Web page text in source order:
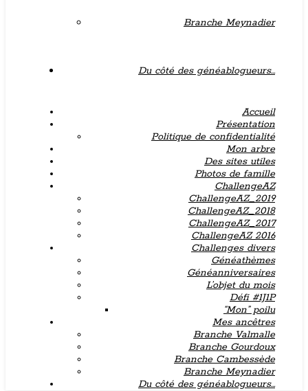
Branche Meynadier
Du côté des généablogueurs…
Accueil
Présentation
Politique de confidentialité
Mon arbre
Des sites utiles
Photos de famille
ChallengeAZ
ChallengeAZ_2019
ChallengeAZ_2018
ChallengeAZ_2017
ChallengeAZ 2016
Challenges divers
Généathèmes
Généanniversaires
L’objet du mois
Défi #1J1P
“Mon” poilu
Mes ancêtres
Branche Valmalle
Branche Gourdoux
Branche Cambessède
Branche Meynadier
Du côté des généablogueurs…